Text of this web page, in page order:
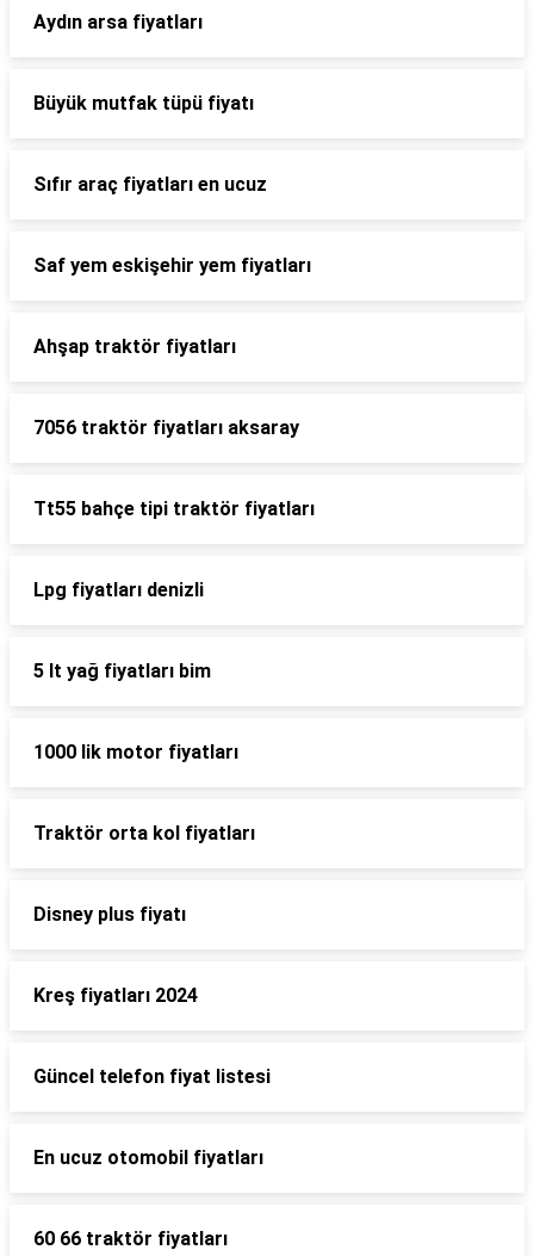
Aydın arsa fiyatları
Büyük mutfak tüpü fiyatı
Sıfır araç fiyatları en ucuz
Saf yem eskişehir yem fiyatları
Ahşap traktör fiyatları
7056 traktör fiyatları aksaray
Tt55 bahçe tipi traktör fiyatları
Lpg fiyatları denizli
5 lt yağ fiyatları bim
1000 lik motor fiyatları
Traktör orta kol fiyatları
Disney plus fiyatı
Kreş fiyatları 2024
Güncel telefon fiyat listesi
En ucuz otomobil fiyatları
60 66 traktör fiyatları